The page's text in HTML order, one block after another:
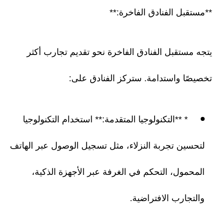
**مستقبل الفنادق الفاخرة:**
يتجه مستقبل الفنادق الفاخرة نحو تقديم تجارب أكثر
تخصيصًا واستدامة. ستركز الفنادق على:
* **التكنولوجيا المتقدمة:** استخدام التكنولوجيا
لتحسين تجربة النزلاء، مثل تسجيل الوصول عبر الهاتف
المحمول، التحكم في الغرفة عبر الأجهزة الذكية،
والتجارب الافتراضية.